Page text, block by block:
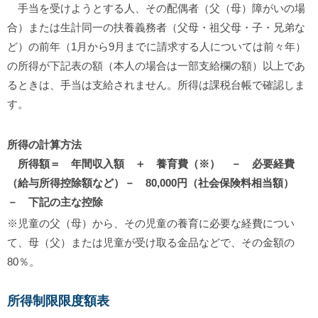
手当を受けようとする人、その配偶者（父（母）障がいの場
合）または生計同一の扶養義務者（父母・祖父母・子・兄弟な
ど）の前年（1月から9月までに請求する人については前々年）
の所得が下記表の額（本人の場合は一部支給欄の額）以上であ
るときは、手当は支給されません。所得は課税台帳で確認しま
す。
所得の計算方法
所得額＝ 年間収入額 ＋ 養育費（※） － 必要経費
（給与所得控除額など）－ 80,000円（社会保険料相当額）
－ 下記の主な控除
※児童の父（母）から、その児童の養育に必要な経費につい
て、母（父）または児童が受け取る金品などで、その金額の
80％。
所得制限限度額表